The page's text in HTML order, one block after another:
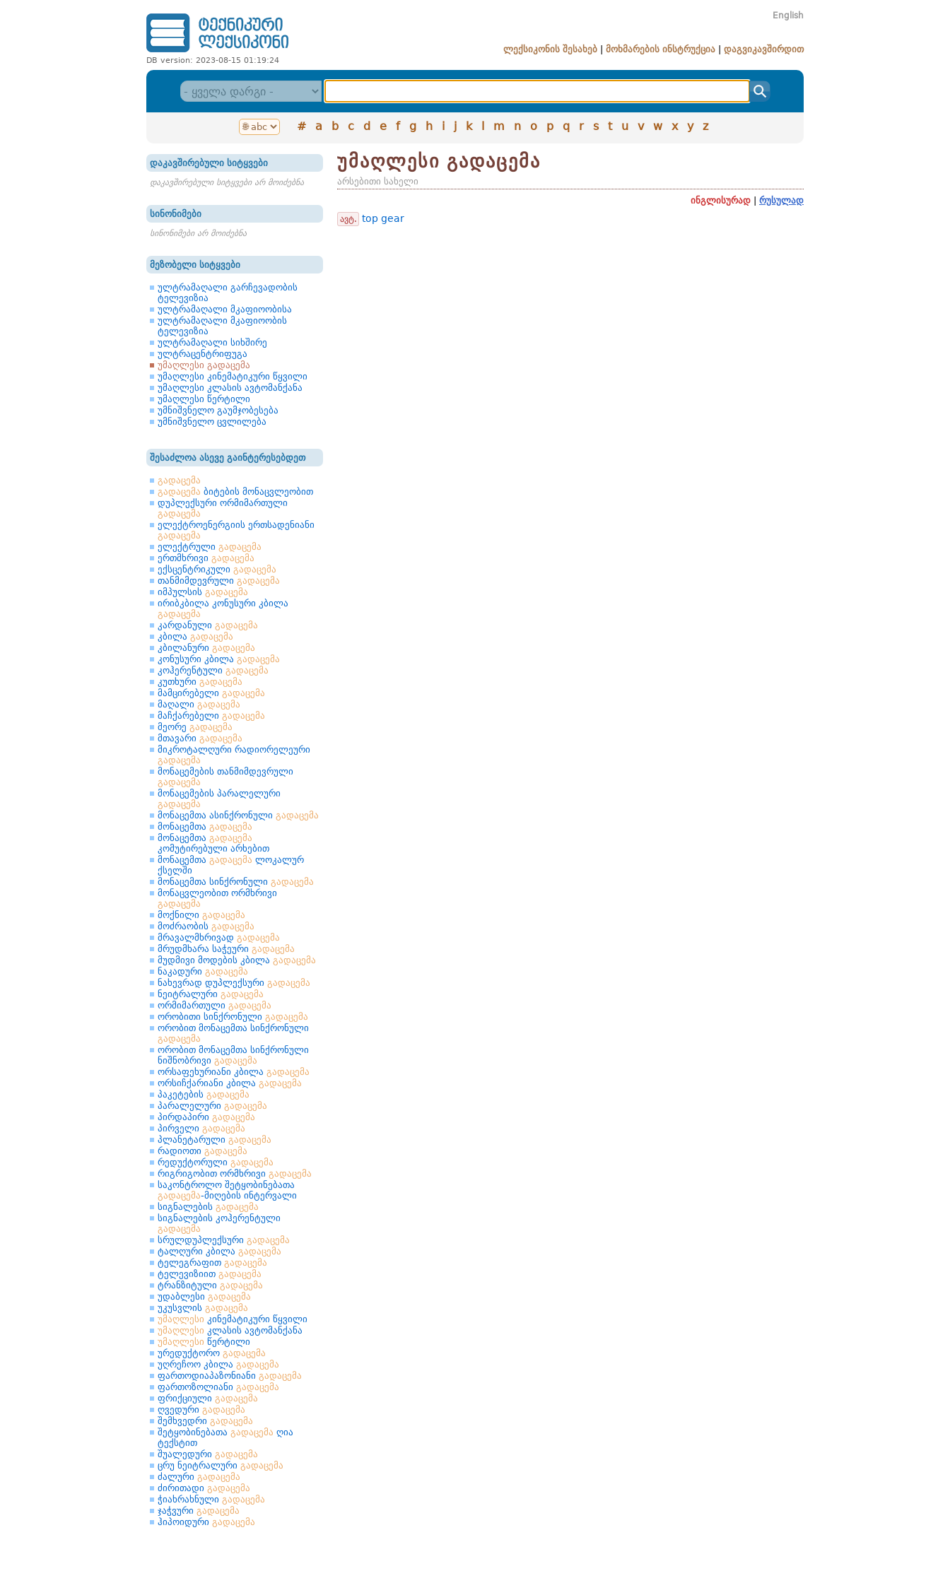
DB version: 2023-08-15 01:19:24
English
ლექსიკონის შესახებ მოხმარების ინსტრუქცია დაგვიკავშირდით
# a b c d e f g h i j k l m n o p q r s t u v w x y z
დაკავშირებული სიტყვები
დაკავშირებული სიტყვები არ მოიძებნა
სინონიმები
სინონიმები არ მოიძებნა
მეზობელი სიტყვები
ულტრამაღალი გარჩევადობის
ტელევიზია
ულტრამაღალი მკაფიოობისა
ულტრამაღალი მკაფიოობის
ტელევიზია
ულტრამაღალი სიხშირე
ულტრაცენტრიფუგა
უმაღლესი გადაცემა
უმაღლესი კინემატიკური წყვილი
უმაღლესი კლასის ავტომანქანა
უმაღლესი წერტილი
უმნიშვნელო გაუმჯობესება
უმნიშვნელო ცვლილება
შესაძლოა ასევე გაინტერესებდეთ
გადაცემა
გადაცემა ბიტების მონაცვლეობით
დუპლექსური ორმიმართული
გადაცემა
ელექტროენერგიის ერთსადენიანი
გადაცემა
ელექტრული გადაცემა
ერთმხრივი გადაცემა
ექსცენტრიკული გადაცემა
თანმიმდევრული გადაცემა
იმპულსის გადაცემა
ირიბკბილა კონუსური კბილა
გადაცემა
კარდანული გადაცემა
კბილა გადაცემა
კბილანური გადაცემა
კონუსური კბილა გადაცემა
კოჰერენტული გადაცემა
კუთხური გადაცემა
მამცირებელი გადაცემა
მაღალი გადაცემა
მაჩქარებელი გადაცემა
მეორე გადაცემა
მთავარი გადაცემა
მიკროტალღური რადიორელეური
გადაცემა
მონაცემების თანმიმდევრული
გადაცემა
მონაცემების პარალელური
გადაცემა
მონაცემთა ასინქრონული გადაცემა
მონაცემთა გადაცემა
მონაცემთა გადაცემა
კომუტირებული არხებით
მონაცემთა გადაცემა ლოკალურ
ქსელში
მონაცემთა სინქრონული გადაცემა
მონაცვლეობით ორმხრივი
გადაცემა
მოქნილი გადაცემა
მოძრაობის გადაცემა
მრავალმხრივად გადაცემა
მრუდმხარა საჭეური გადაცემა
მუდმივი მოდების კბილა გადაცემა
ნაკადური გადაცემა
ნახევრად დუპლექსური გადაცემა
ნეიტრალური გადაცემა
ორმიმართული გადაცემა
ორობითი სინქრონული გადაცემა
ორობით მონაცემთა სინქრონული
გადაცემა
ორობით მონაცემთა სინქრონული
ნიშნობრივი გადაცემა
ორსაფეხურიანი კბილა გადაცემა
ორსიჩქარიანი კბილა გადაცემა
პაკეტების გადაცემა
პარალელური გადაცემა
პირდაპირი გადაცემა
პირველი გადაცემა
პლანეტარული გადაცემა
რადიოთი გადაცემა
რედუქტორული გადაცემა
რიგრიგობით ორმხრივი გადაცემა
საკონტროლო შეტყობინებათა
გადაცემა-მიღების ინტერვალი
სიგნალების გადაცემა
სიგნალების კოჰერენტული
გადაცემა
სრულდუპლექსური გადაცემა
ტალღური კბილა გადაცემა
ტელეგრაფით გადაცემა
ტელევიზიით გადაცემა
ტრანზიტული გადაცემა
უდაბლესი გადაცემა
უკუსვლის გადაცემა
უმაღლესი კინემატიკური წყვილი
უმაღლესი კლასის ავტომანქანა
უმაღლესი წერტილი
ურედუქტორო გადაცემა
უღრეჩოო კბილა გადაცემა
ფართოდიაპაზონიანი გადაცემა
ფართოზოლიანი გადაცემა
ფრიქციული გადაცემა
ღვედური გადაცემა
შემხვედრი გადაცემა
შეტყობინებათა გადაცემა ღია
ტექსტით
შუალედური გადაცემა
ცრუ ნეიტრალური გადაცემა
ძალური გადაცემა
ძირითადი გადაცემა
ჭიახრახნული გადაცემა
ჯაჭვური გადაცემა
ჰიპოიდური გადაცემა
უმაღლესი გადაცემა
არსებითი სახელი
ინგლისურად
რუსულად
ავტ. top gear